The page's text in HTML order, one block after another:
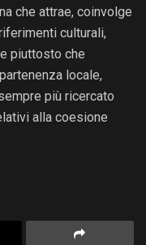
che attrae, coinvolge
culturali,
piuttosto che
locale,
più ricercato
alla coesione